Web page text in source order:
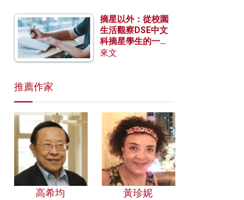
摘星以外：從校園
生活觀察DSE中文
科摘星學生的一點
特質
來文
推薦作家
高希均 黃珍妮